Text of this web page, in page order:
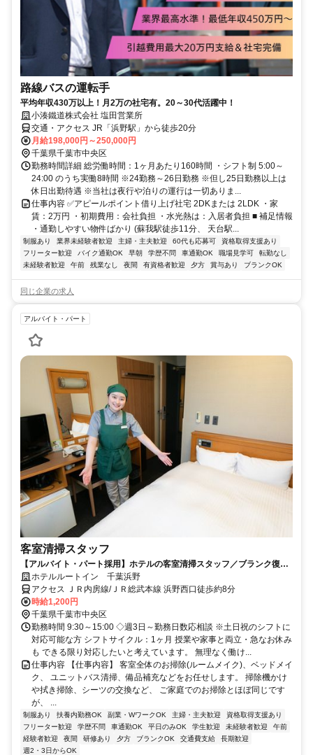
路線バスの運転手
平均年収430万以上！月2万の社宅有。20～30代活躍中！
小湊鐵道株式会社 塩田営業所
交通・アクセス JR「浜野駅」から徒歩20分
月給198,000円～250,000円
千葉県千葉市中央区
勤務時間詳細 総労働時間：1ヶ月あたり160時間 ・シフト制 5:00～
24:00 のうち実働8時間 ※24勤務～26日勤務 ※但し25日勤務以上は
休日出勤待遇 ※当社は夜行や泊りの運行は一切ありま...
仕事内容 ✅アピールポイント借り上げ社宅 2DKまたは 2LDK ・家
賃：2万円 ・初期費用：会社負担 ・水光熱は：入居者負担 ■ 補足情報
・通勤しやすい物件ばかり (蘇我駅徒歩11分、 天台駅...
制服あり 業界未経験者歓迎 主婦・主夫歓迎 60代も応募可
資格取得支援あり
フリーター歓迎
バイク通勤OK 早朝 学歴不問 車通勤OK 職場見学可
転勤なし
未経験者歓迎
午前 残業なし 夜間 有資格者歓迎 夕方 賞与あり ブランクOK
同じ企業の求人
アルバイト・パート
客室清掃スタッフ
【アルバイト・パート採用】ホテルの客室清掃スタッフ／ブランク復
帰・未経験歓迎！主婦(夫)さん活躍中
ホテルルートイン 千葉浜野
アクセス ＪＲ内房線/ＪＲ総武本線 浜野西口徒歩約8分
時給1,200円
千葉県千葉市中央区
勤務時間 9:30～15:00 ◇週3日～勤務日数応相談 ※土日祝のシフトに
対応可能な方 シフトサイクル：1ヶ月 授業や家事と両立・急なお休み
も できる限り対応したいと考えています。 無理なく働け...
仕事内容 【仕事内容】 客室全体のお掃除(ルームメイク)、ベッドメイ
ク、 ユニットバス清掃、備品補充などをお任せします。 掃除機かけ
や拭き掃除、シーツの交換など、 ご家庭でのお掃除とほぼ同じです
が、 ...
制服あり 扶養内勤務OK 副業・WワークOK 主婦・主夫歓迎
資格取得支援あり
フリーター歓迎
学歴不問 車通勤OK 平日のみOK 学生歓迎 未経験者歓迎
午前
経験者歓迎
夜間 研修あり 夕方 ブランクOK 交通費支給
長期歓迎
週2・3日からOK